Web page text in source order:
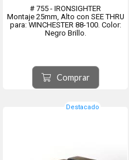
# 755 - IRONSIGHTER
Montaje 25mm, Alto con SEE THRU
para: WINCHESTER 88-100. Color:
Negro Brillo.
Comprar
Destacado